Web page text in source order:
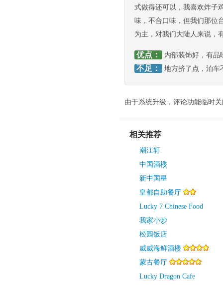
式做得还可以，我喜欢炸子
味，不合口味，但我们那位
为主，对我们大陆人来说，
优点： 内部装饰好，有品
不足： 地方挤了点，泊车
由于系统升级，评论功能临时
相关推荐
潮江轩
中国酒楼
新中国星
皇都自助餐厅
Lucky 7 Chinese Food
我家小炒
松园饭店
威威海鲜酒楼
蒙古餐厅
Lucky Dragon Cafe